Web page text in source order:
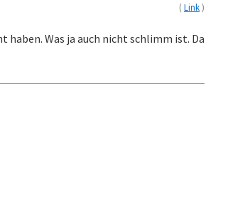
(Link)
Was ja auch nicht schlimm ist. Da